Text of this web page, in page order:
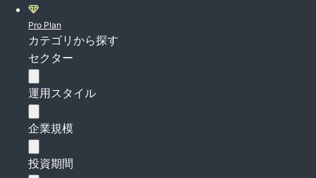
Pro Plan
カテゴリから探す
セクター
運用スタイル
企業規模
投資期間